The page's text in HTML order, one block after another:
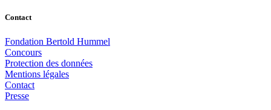
Contact
Fondation Bertold Hummel
Concours
Protection des données
Mentions légales
Contact
Presse